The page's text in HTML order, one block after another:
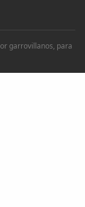
garrovillanos, para